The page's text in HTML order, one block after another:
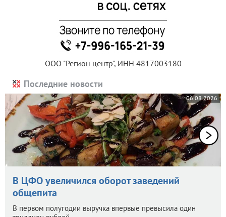
ООО "Регион центр", ИНН 4817003180
Последние новости
06.08.2026
В ЦФО увеличился оборот заведений
общепита
В первом полугодии выручка впервые превысила один